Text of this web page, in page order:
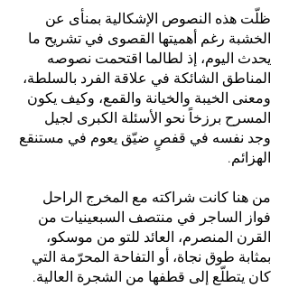
ظلّت هذه النصوص الإشكالية بمنأى عن
الخشبة رغم أهميتها القصوى في تشريح ما
يحدث اليوم، إذ لطالما اقتحمت نصوصه
المناطق الشائكة في علاقة الفرد بالسلطة،
ومعنى الخيبة والخيانة والقمع، وكيف يكون
المسرح برزخاً نحو الأسئلة الكبرى لجيل
وجد نفسه في قفصٍ ضيّق يعوم في مستنقع
الهزائم.
من هنا كانت شراكته مع المخرج الراحل
فواز الساجر في منتصف السبعينيات من
القرن المنصرم، العائد للتو من موسكو،
بمثابة طوق نجاة، أو التفاحة المحرّمة التي
كان يتطلّع إلى قطفها من الشجرة العالية.